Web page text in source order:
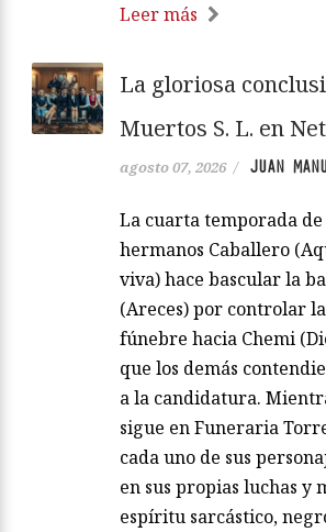
Leer más
La gloriosa
Muertos S. L. en
agosto 07, 2026 / JUAN
La cuarta temporada de
hermanos Caballero
viva) hace bascular la
(Areces) por controlar
fúnebre hacia Chemi
que los demás
a la candidatura.
sigue en Funeraria
cada uno de sus
en sus propias luchas y
espíritu sarcástico,